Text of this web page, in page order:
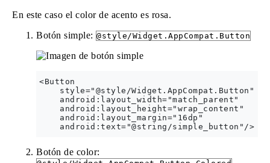
En este caso el color de acento es rosa.
Botón simple: @style/Widget.AppCompat.Button
<Button
    style="@style/Widget.AppCompat.Button"
    android:layout_width="match_parent"
    android:layout_height="wrap_content"
    android:layout_margin="16dp"
Botón de color: